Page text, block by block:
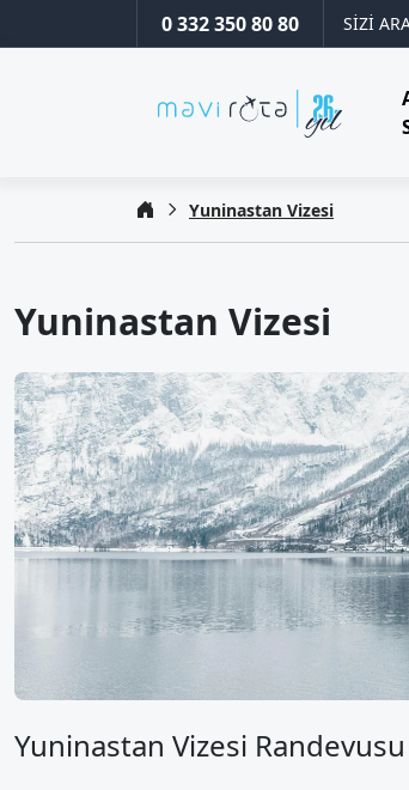
0 332 350 80 80 SİZİ
Yuninastan Vizesi
Yuninastan Vizesi
Yuninastan Vizesi